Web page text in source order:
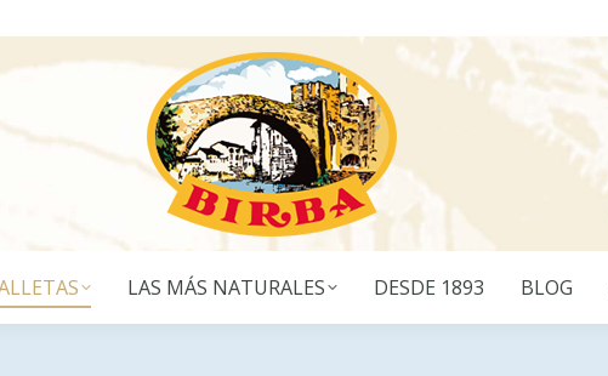
LAS MÁS NATURALES DESDE 1893 BLOG